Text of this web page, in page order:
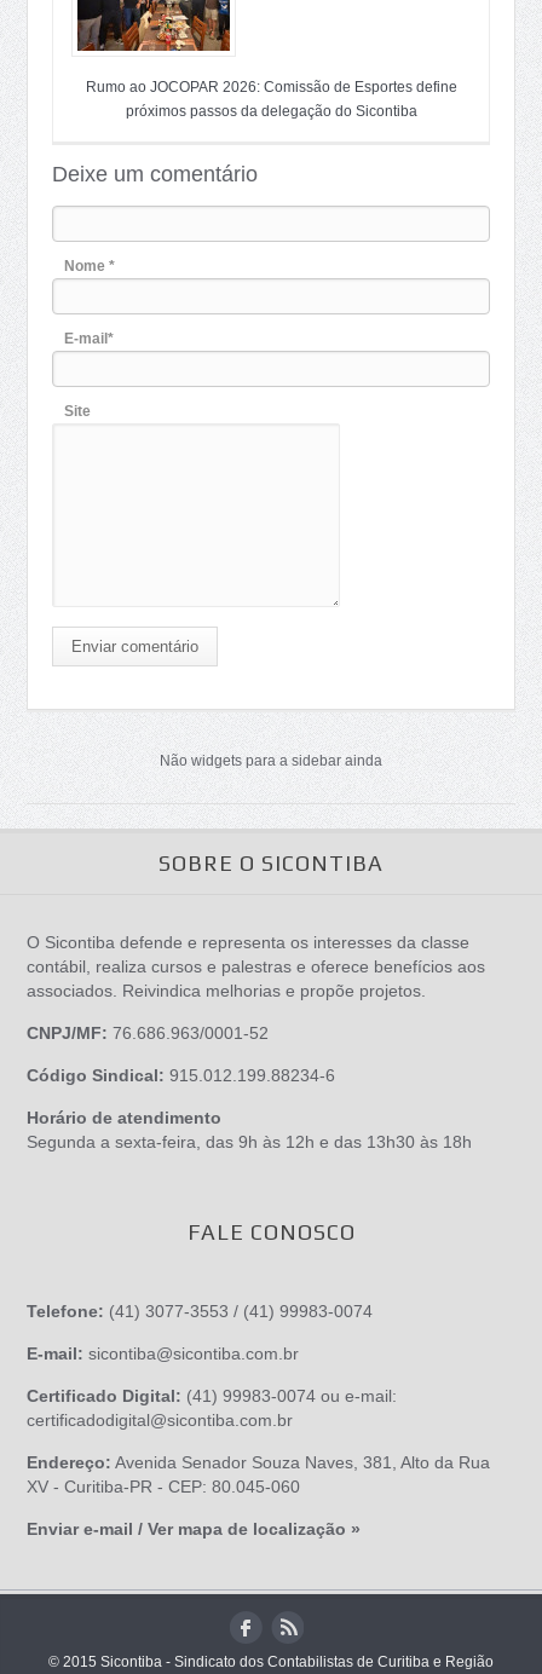
Rumo ao JOCOPAR 2026: Comissão de Esportes define
próximos passos da delegação do Sicontiba
Deixe um comentário
Nome *
E-mail*
Site
Enviar comentário
Não widgets para a sidebar ainda
SOBRE O SICONTIBA
O Sicontiba defende e representa os interesses da classe
contábil, realiza cursos e palestras e oferece benefícios aos
associados. Reivindica melhorias e propõe projetos.
CNPJ/MF: 76.686.963/0001-52
Código Sindical: 915.012.199.88234-6
Horário de atendimento
Segunda a sexta-feira, das 9h às 12h e das 13h30 às 18h
FALE CONOSCO
Telefone: (41) 3077-3553 / (41) 99983-0074
E-mail:sicontiba@sicontiba.com.br
Certificado Digital: (41) 99983-0074 ou e-mail:
certificadodigital@sicontiba.com.br
Endereço: Avenida Senador Souza Naves, 381, Alto da Rua
XV - Curitiba-PR - CEP: 80.045-060
Enviar e-mail / Ver mapa de localização »
© 2015 Sicontiba - Sindicato dos Contabilistas de Curitiba e Região